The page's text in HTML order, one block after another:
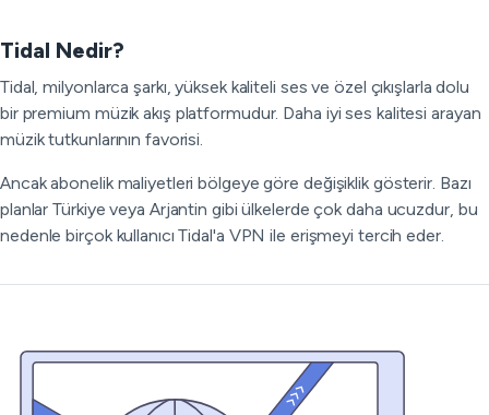
Tidal Nedir?
Tidal, milyonlarca şarkı, yüksek kaliteli ses ve özel çıkışlarla dolu
bir premium müzik akış platformudur. Daha iyi ses kalitesi arayan
müzik tutkunlarının favorisi.
Ancak abonelik maliyetleri bölgeye göre değişiklik gösterir. Bazı
planlar Türkiye veya Arjantin gibi ülkelerde çok daha ucuzdur, bu
nedenle birçok kullanıcı Tidal'a VPN ile erişmeyi tercih eder.